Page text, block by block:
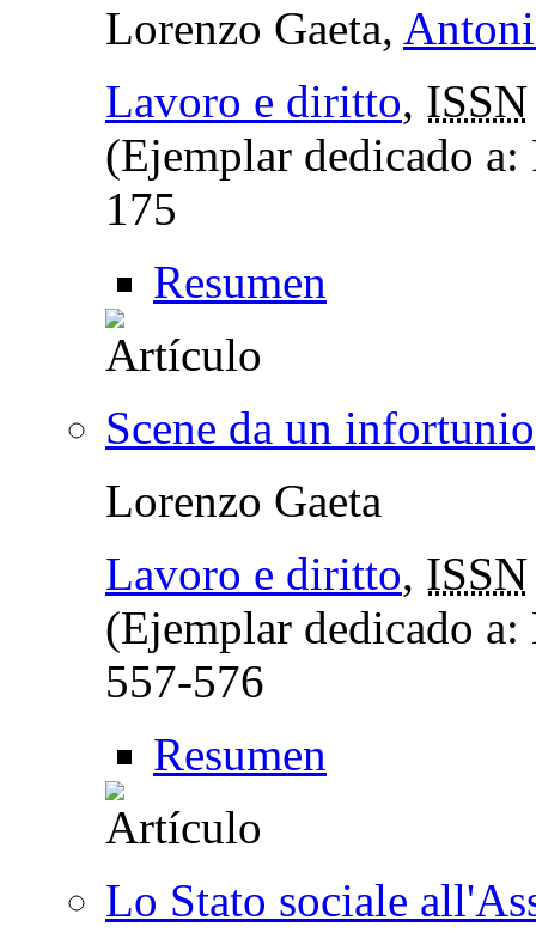
Lorenzo Gaeta,
Lavoro e diritto, ISSN
(Ejemplar dedicado
175
Resumen
Scene da un infortunio
Lorenzo Gaeta
Lavoro e diritto, ISSN
(Ejemplar dedicado
557-576
Resumen
Lo Stato sociale